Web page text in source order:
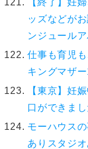
【終了】妊
ッズなどが
ンジュール
仕事も育児
キングマザ
【東京】妊
口ができまし
モーハウス
ありスタジ